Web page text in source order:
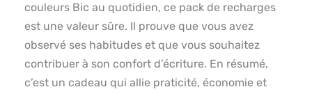
couleurs Bic au quotidien, ce pack de recharges
est une valeur sûre. Il prouve que vous avez
observé ses habitudes et que vous souhaitez
contribuer à son confort d’écriture. En résumé,
c’est un cadeau qui allie praticité, économie et